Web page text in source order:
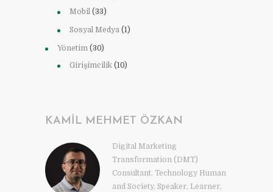
Mobil (33)
Sosyal Medya (1)
Yönetim (30)
Girişimcilik (10)
KAMIL MEHMET ÖZKAN
Digital Marketing
Transformation (DMT)
Consultant, Technology Human
and Society, Speaker, Learner,